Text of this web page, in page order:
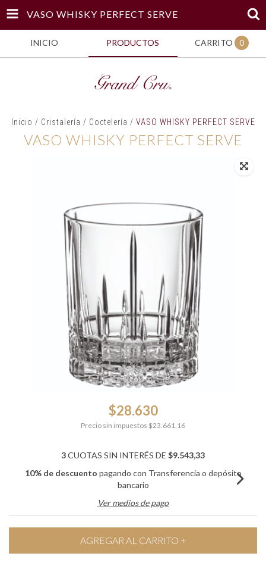
VASO WHISKY PERFECT SERVE
INICIO PRODUCTOS CARRITO 0
Inicio / Cristalería / Coctelería / VASO WHISKY PERFECT SERVE
VASO WHISKY PERFECT SERVE
$28.630
Precio sin impuestos $23.661,16
3CUOTAS SIN INTERÉS DE $9.543,33
10% de descuento pagando con Transferencia o depósito
bancario
Ver medios de pago